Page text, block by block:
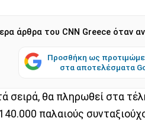
άρθρα του CNN Greece όταν
Προσθήκη ως
στα αποτελέσματα
σειρά, θα πληρωθεί στα
παλαιούς